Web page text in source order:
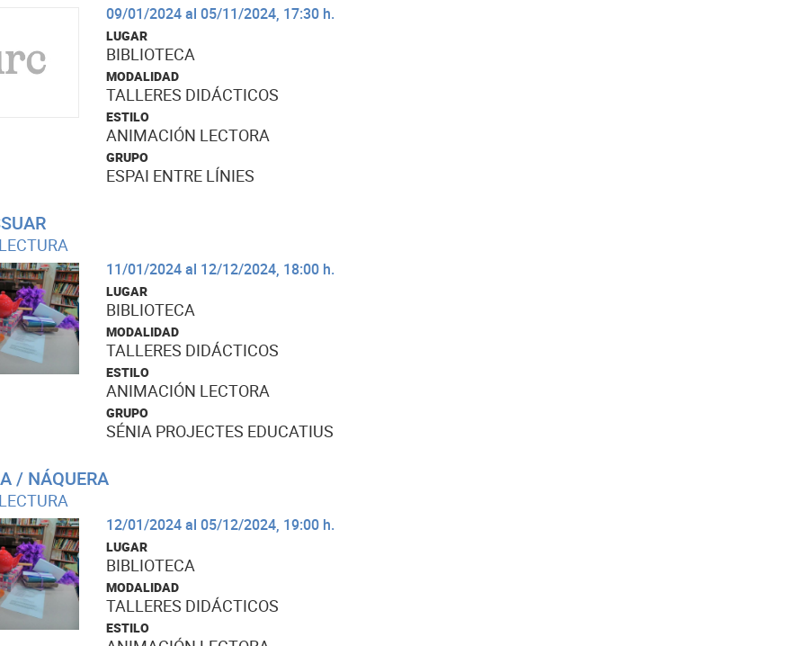
09/01/2024 al 05/11/2024, 17:30 h.
LUGAR
BIBLIOTECA
MODALIDAD
TALLERES DIDÁCTICOS
ESTILO
ANIMACIÓN LECTORA
GRUPO
ESPAI ENTRE LÍNIES
11/01/2024 al 12/12/2024, 18:00 h.
LUGAR
BIBLIOTECA
MODALIDAD
TALLERES DIDÁCTICOS
ESTILO
ANIMACIÓN LECTORA
GRUPO
SÉNIA PROJECTES EDUCATIUS
/ NÁQUERA
12/01/2024 al 05/12/2024, 19:00 h.
LUGAR
BIBLIOTECA
MODALIDAD
TALLERES DIDÁCTICOS
ESTILO